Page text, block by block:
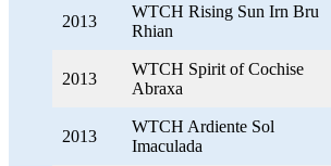
2013
WTCH Rising Sun Irn Bru
Rhian
2013
WTCH Spirit of Cochise
Abraxa
2013
WTCH Ardiente Sol
Imaculada